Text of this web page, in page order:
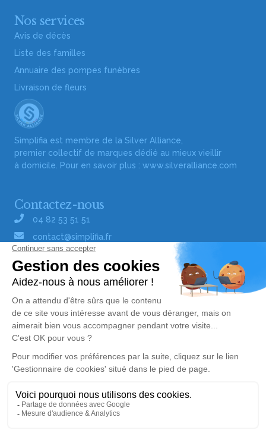
Nos services
Avis de décès
Liste des familles
Annuaire des pompes funèbres
Livraison de fleurs
Simplifia est membre de la Silver Alliance,
premier collectif de marques dédié au mieux vieillir
à domicile. Pour en savoir plus : www.silveralliance.com
Contactez-nous
04 82 53 51 51
contact@simplifia.fr
Réseaux sociaux
Liens utiles
Publier un avis de décès
Signaler un abus/une erreur
Consultez nos offres d'emploi
Politique de traitement des données